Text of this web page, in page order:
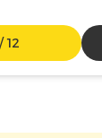
/12